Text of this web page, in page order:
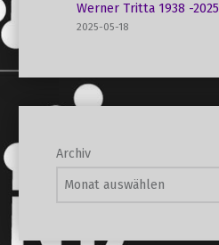
Werner Tritta 1938 -2025
2025-05-18
Archiv